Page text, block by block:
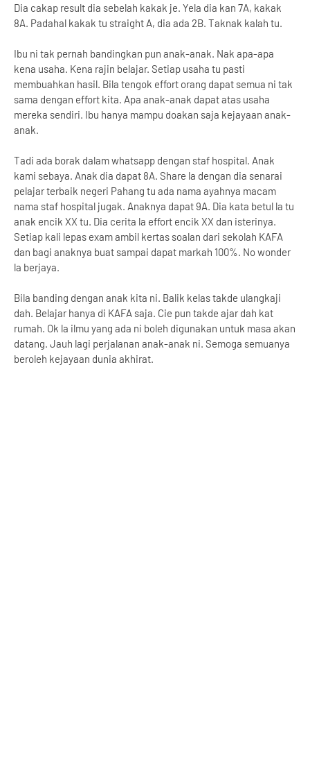
Dia cakap result dia sebelah kakak je. Yela dia kan 7A, kakak
8A. Padahal kakak tu straight A, dia ada 2B. Taknak kalah tu.
Ibu ni tak pernah bandingkan pun anak-anak. Nak apa-apa
kena usaha. Kena rajin belajar. Setiap usaha tu pasti
membuahkan hasil. Bila tengok effort orang dapat semua ni tak
sama dengan effort kita. Apa anak-anak dapat atas usaha
mereka sendiri. Ibu hanya mampu doakan saja kejayaan anak-
anak.
Tadi ada borak dalam whatsapp dengan staf hospital. Anak
kami sebaya. Anak dia dapat 8A. Share la dengan dia senarai
pelajar terbaik negeri Pahang tu ada nama ayahnya macam
nama staf hospital jugak. Anaknya dapat 9A. Dia kata betul la tu
anak encik XX tu. Dia cerita la effort encik XX dan isterinya.
Setiap kali lepas exam ambil kertas soalan dari sekolah KAFA
dan bagi anaknya buat sampai dapat markah 100%. No wonder
la berjaya.
Bila banding dengan anak kita ni. Balik kelas takde ulangkaji
dah. Belajar hanya di KAFA saja. Cie pun takde ajar dah kat
rumah. Ok la ilmu yang ada ni boleh digunakan untuk masa akan
datang. Jauh lagi perjalanan anak-anak ni. Semoga semuanya
beroleh kejayaan dunia akhirat.